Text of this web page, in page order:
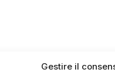
Gestire il